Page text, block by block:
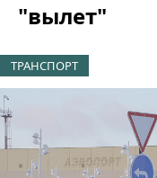
"вылет"
ТРАНСПОРТ